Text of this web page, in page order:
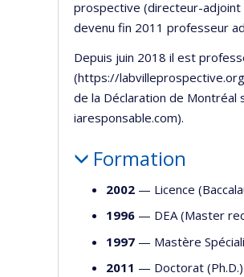
prospective (directeur-adjoint
devenu fin 2011 professeur
Depuis juin 2018 il est
(https://
de la Déclaration de
iaresponsable.com).
Formation
2002 — Licence
1996 — DEA (Master
1997 — Mastère
2011 — Doctorat